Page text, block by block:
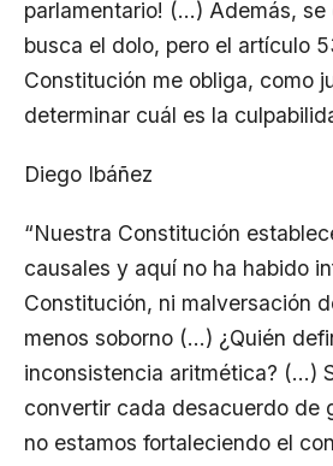
parlamentario! (…) Además, se
busca el dolo, pero el artículo
Constitución me obliga, como
determinar cuál es la
Diego Ibáñez
“Nuestra Constitución
causales y aquí no ha habido
Constitución, ni malversación
menos soborno (…) ¿Quién
inconsistencia aritmética? (…)
convertir cada desacuerdo de
no estamos fortaleciendo el